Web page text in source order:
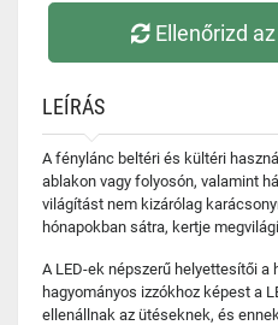
Ellenőrizd
LEÍRÁS
A fénylánc beltéri és kültéri
ablakon vagy folyosón, valamint
világítást nem kizárólag
hónapokban sátra, kertje
A LED-ek népszerű helyettesítői a
hagyományos izzókhoz képest a
ellenállnak az ütéseknek, és